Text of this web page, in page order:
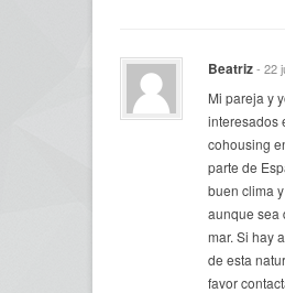
Beatriz- 22
Mi pareja y
interesados
cohousing
parte de
buen clima
aunque sea
mar. Si hay
de esta
favor